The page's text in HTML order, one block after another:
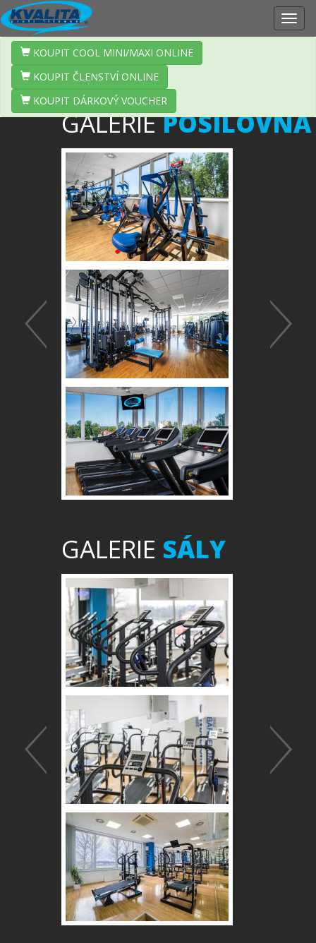
GALERIEPOSILOVNA
Předchozí
GALERIE SÁLY
Předchozí
KOUPIT COOL MINI/MAXI ONLINE
KOUPIT ČLENSTVÍ ONLINE
KOUPIT DÁRKOVÝ VOUCHER